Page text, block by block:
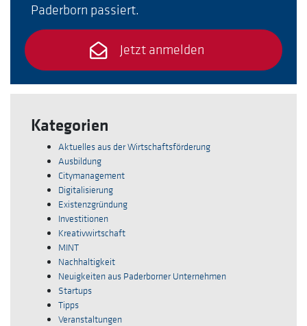
Paderborn passiert.
Jetzt anmelden
Kategorien
Aktuelles aus der Wirtschaftsförderung
Ausbildung
Citymanagement
Digitalisierung
Existenzgründung
Investitionen
Kreativwirtschaft
MINT
Nachhaltigkeit
Neuigkeiten aus Paderborner Unternehmen
Startups
Tipps
Veranstaltungen